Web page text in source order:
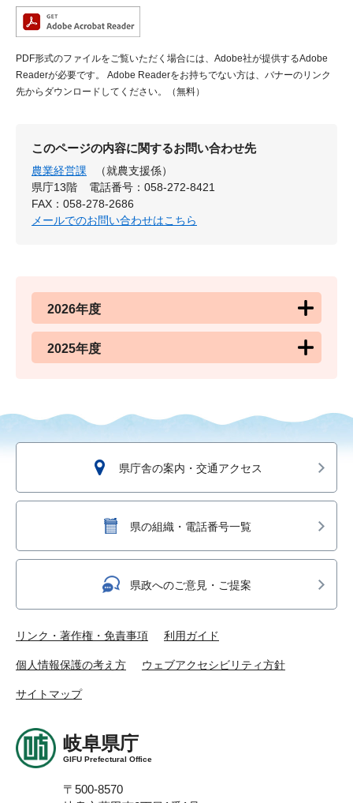
PDF形式のファイルをご覧いただく場合には、Adobe社が提供するAdobe
Readerが必要です。
Adobe Readerをお持ちでない方は、バナーのリンク
先からダウンロードしてください。（無料）
このページの内容に関するお問い合わせ先
農業経営課
（就農支援係）
県庁13階
電話番号：058-272-8421
FAX：058-278-2686
メールでのお問い合わせはこちら
2026年度
2025年度
県庁舎の案内・交通アクセス
県の組織・電話番号一覧
県政へのご意見・ご提案
リンク・著作権・免責事項 利用ガイド
個人情報保護の考え方 ウェブアクセシビリティ方針
サイトマップ
岐阜県庁
GIFU Prefectural Office
〒500-8570